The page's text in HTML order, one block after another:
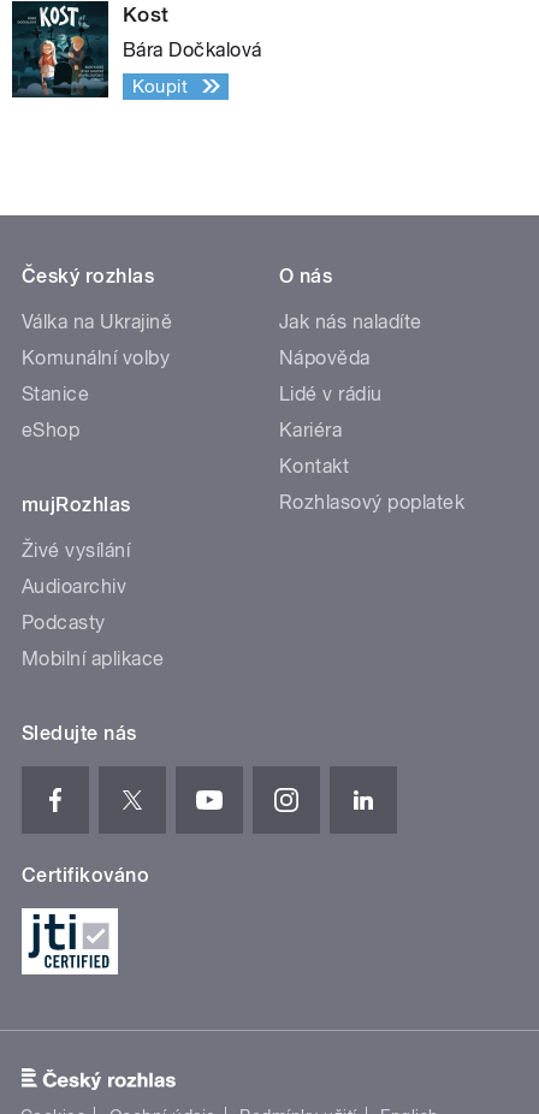
Kost
Bára Dočkalová
Koupit
Český rozhlas
Válka na Ukrajině
Komunální volby
Stanice
eShop
mujRozhlas
Živé vysílání
Audioarchiv
Podcasty
Mobilní aplikace
O nás
Jak nás naladíte
Nápověda
Lidé v rádiu
Kariéra
Kontakt
Rozhlasový poplatek
Sledujte nás
Certifikováno